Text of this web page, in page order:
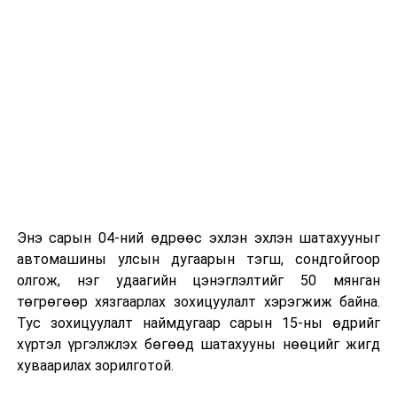
Эссэ бичих /Доор дурдагдсан 5 сэдвээс
нэгийг сонгож орос хэлээр 500 хүртэлх үгтэй
эссэ бичнэ/.
ОХУ-ын их, дээд сургуулийн хэлний бэлтгэл
ангид суралцагч, төгсөгчид:
Цахим өргөдөл /Скайп програмын
Энэ сарын 04-ний өдрөөс эхлэн эхлэн шатахууныг
автомашины улсын дугаарын тэгш, сондгойгоор
олгож, нэг удаагийн цэнэглэлтийг 50 мянган
төгрөгөөр хязгаарлах зохицуулалт хэрэгжиж байна.
Тус зохицуулалт наймдугаар сарын 15-ны өдрийг
хүртэл үргэлжлэх бөгөөд шатахууны нөөцийг жигд
хуваарилах зорилготой.